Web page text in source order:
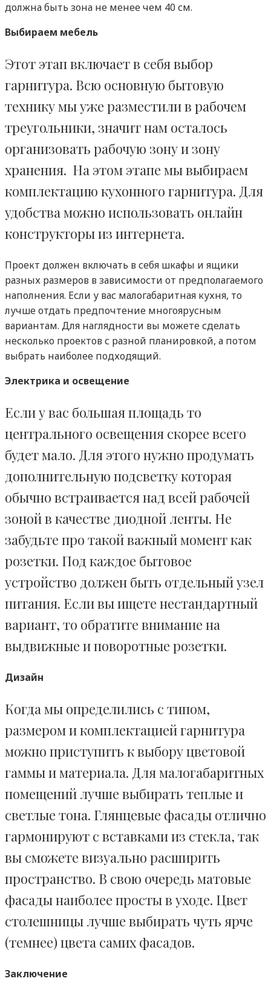
должна быть зона не менее чем 40 см.
Выбираем мебель
Этот этап включает в себя выбор
гарнитура. Всю основную бытовую
технику мы уже разместили в рабочем
треугольники, значит нам осталось
организовать рабочую зону и зону
хранения. На этом этапе мы выбираем
комплектацию кухонного гарнитура. Для
удобства можно использовать онлайн
конструкторы из интернета.
Проект должен включать в себя шкафы и ящики
разных размеров в зависимости от предполагаемого
наполнения. Если у вас малогабаритная кухня, то
лучше отдать предпочтение многоярусным
вариантам. Для наглядности вы можете сделать
несколько проектов с разной планировкой, а потом
выбрать наиболее подходящий.
Электрика и освещение
Если у вас большая площадь то
центрального освещения скорее всего
будет мало. Для этого нужно продумать
дополнительную подсветку которая
обычно встраивается над всей рабочей
зоной в качестве диодной ленты. Не
забудьте про такой важный момент как
розетки. Под каждое бытовое
устройство должен быть отдельный узел
питания. Если вы ищете нестандартный
вариант, то обратите внимание на
выдвижные и поворотные розетки.
Дизайн
Когда мы определились с типом,
размером и комплектацией гарнитура
можно приступить к выбору цветовой
гаммы и материала. Для малогабаритных
помещений лучше выбирать теплые и
светлые тона. Глянцевые фасады отлично
гармонируют с вставками из стекла, так
вы сможете визуально расширить
пространство. В свою очередь матовые
фасады наиболее просты в уходе. Цвет
столешницы лучше выбирать чуть ярче
(темнее) цвета самих фасадов.
Заключение